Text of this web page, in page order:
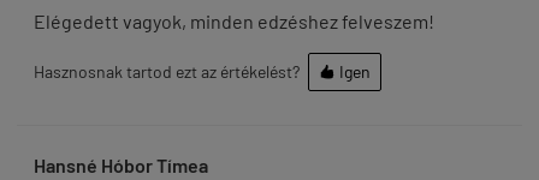
Elégedett vagyok, minden edzéshez felveszem!
Hasznosnak tartod ezt az értékelést?  Igen
Hansné Hóbor Tímea